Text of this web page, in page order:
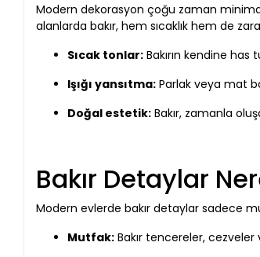
Modern dekorasyon çoğu zaman
alanlarda bakır, hem sıcaklık hem de
Sıcak tonlar: Bakırın kendine
Işığı yansıtma: Parlak veya mat
Doğal estetik: Bakır, zamanla
Bakır Detaylar
Modern evlerde bakır detaylar sadece
Mutfak: Bakır tencereler, cezveler